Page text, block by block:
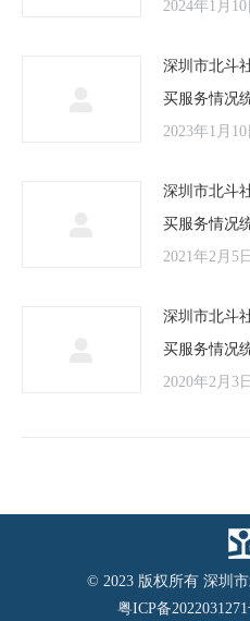
2024年1月
深圳市北斗
买服务情况
2023年1月
深圳市北斗
买服务情况
2021年2月5
深圳市北斗
买服务情况
2020年2月3
© 2023 版权所有 深圳
粤ICP备